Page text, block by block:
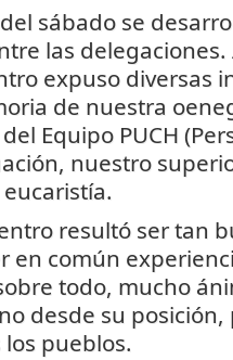
sábado se
las
expuso diversas
de nuestra
Equipo PUCH
nuestro
resultó ser tan
en común
todo, mucho
desde su posición,
pueblos.